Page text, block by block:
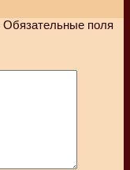
Обязательные поля